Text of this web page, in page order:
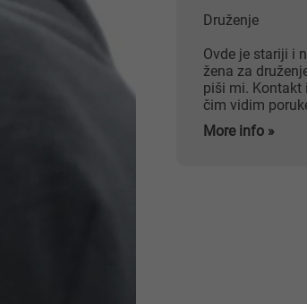
Druženje
Ovde je stariji i
žena za
piši mi. Kontakt
čim vidim
More info »